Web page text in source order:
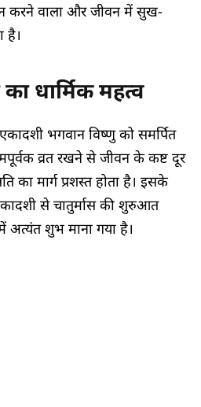
करने वाला और जीवन में सुख-
है।
धार्मिक महत्व
भगवान विष्णु को समर्पित
व्रत रखने से जीवन के कष्ट दूर
का मार्ग प्रशस्त होता है। इसके
से चातुर्मास की शुरुआत
अत्यंत शुभ माना गया है।